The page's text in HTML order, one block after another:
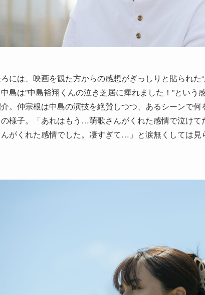
には、映画を観た方からの感想がぎっしりと貼られた
島は”中島裕翔くんの泣き芝居に痺れました！”とい
。仲宗根は中島の演技を絶賛しつつ、あるシーンで
様子。「あれはもう…萌歌さんがくれた感情で泣け
がくれた感情でした。凄すぎて…」と涙無くしては